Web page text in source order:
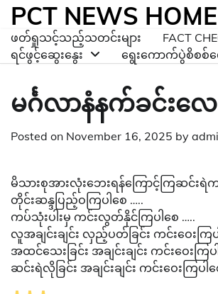
PCT NEWS
ဖတ်ရှုသင့်သည့်သတင်းများ FACT
ရင်ဖွင့်ဆွေးနွေး
ရွေးကောက်ပွဲစိစစ်တွ
မင်္ဂလာနံနက်ခင်းလေ
Posted on November 16, 2025 by
မိသားစုအားလုံးဘေးရန်ကြောင့်ကြဆင်းရဲ
တိုင်းဆန္ဒပြည့်ဝကြပါစေ …..
ကပ်သုံးပါးမှ ကင်းလွတ်နိုင်ကြပါစေ …..
လူအချင်းချင်း လှည့်ပတ်ခြင်း ကင်းဝေးကြ
အထင်သေးခြင်း အချင်းချင်း ကင်းဝေးကြ​ပ
ဆင်းရဲလိုခြင်း အချင်းချင်း ကင်းဝေးကြပါ